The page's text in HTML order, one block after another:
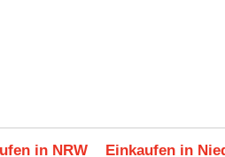
in NRW Einkaufen in